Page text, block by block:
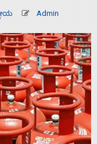
Admin